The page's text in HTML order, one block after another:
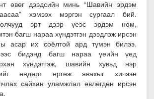
өвөг дээдсийн минь “Шавийн эрдэм
хэмээх мэргэн сургаал бий.
эрт дээр үеэс эрдэм ном,
багш нараа хүндэтгэн дээдлэж ирсэн
асар их соёлтой ард түмэн билээ.
бидэнд багш нараа үеийн үед
хүндэтгэж, шавийн хувьд нэр
өндөрт өргөж явахыг хичээн
сайхан уламжлал өвлөгдөн ирсэн